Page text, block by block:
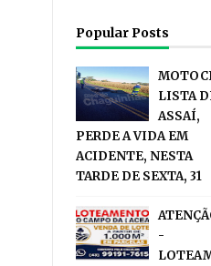
Popular Posts
LISTA
ASSAÍ,
PERDE A VIDA EM
ACIDENTE, NESTA
TARDE DE SEXTA, 31
-